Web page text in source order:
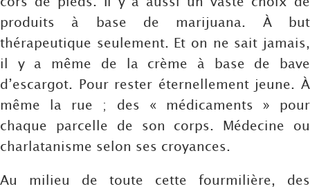
produits à base de marijuana. À but
thérapeutique seulement. Et on ne sait jamais,
il y a même de la crème à base de bave
d’escargot. Pour rester éternellement jeune. À
même la rue ; des « médicaments » pour
chaque parcelle de son corps. Médecine ou
charlatanisme selon ses croyances.
Au milieu de toute cette fourmilière, des